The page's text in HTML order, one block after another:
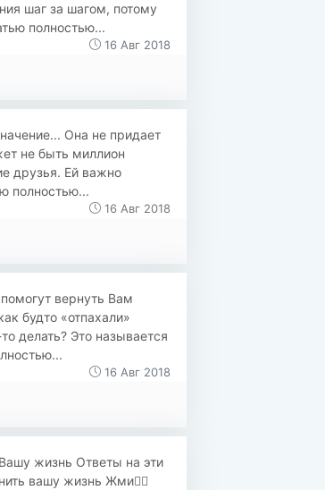
шаг за шагом, потому
полностью...
16 Авг 2018
Она не придает
не быть миллион
друзья. Ей важно
полностью...
16 Авг 2018
вернуть Вам
будто «отпахали»
делать? Это называется
16 Авг 2018
жизнь Ответы на эти
вашу жизнь Жми👉🏻